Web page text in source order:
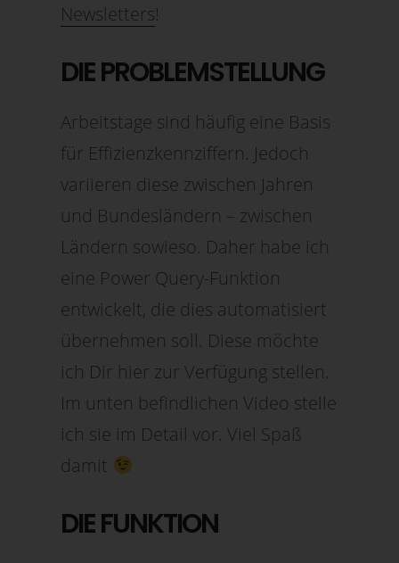
Newsletters!
DIE PROBLEMSTELLUNG
Arbeitstage sind häufig eine Basis
für Effizienzkennziffern. Jedoch
variieren diese zwischen Jahren
und Bundesländern – zwischen
Ländern sowieso. Daher habe ich
eine Power Query-Funktion
entwickelt, die dies automatisiert
übernehmen soll. Diese möchte
ich Dir hier zur Verfügung stellen.
Im unten befindlichen Video stelle
ich sie im Detail vor. Viel Spaß
damit
DIE FUNKTION